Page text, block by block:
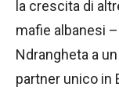
la crescita di
mafie albanesi
Ndrangheta a
partner unico in